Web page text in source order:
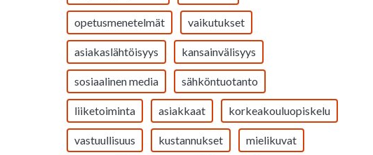
opetusmenetelmät vaikutukset
asiakaslähtöisyys kansainvälisyys
sosiaalinen media sähköntuotanto
liiketoiminta asiakkaat korkeakouluopiskelu
vastuullisuus kustannukset mielikuvat